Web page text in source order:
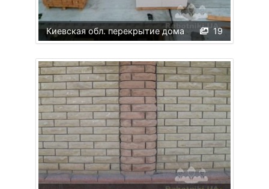
19
Киевская обл. перекрытие дома